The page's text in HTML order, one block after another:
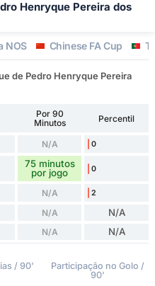
Henryque Pereira dos
NOS Chinese FA Cup
de Pedro Henryque Pereira
Por 90
Minutos
Percentil
N/A 0
75 minutos
por jogo
0
N/A 2
N/A N/A
N/A N/A
/ 90'
Participação no Golo /
90'